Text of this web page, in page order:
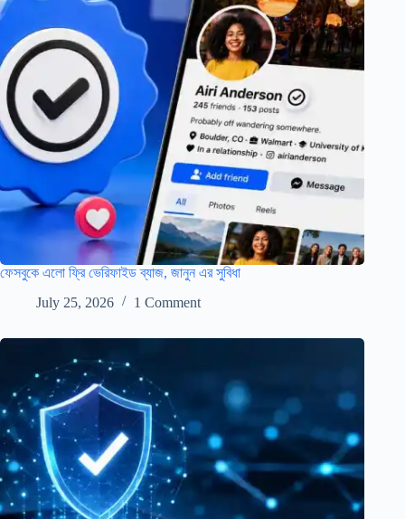
ফেসবুকে এলো ফ্রি ভেরিফাইড ব্যাজ, জানুন এর সুবিধা
July 25, 2026
1 Comment